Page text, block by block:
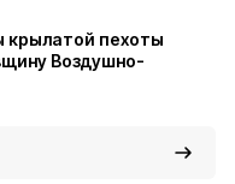
крылатой пехоты
Воздушно-